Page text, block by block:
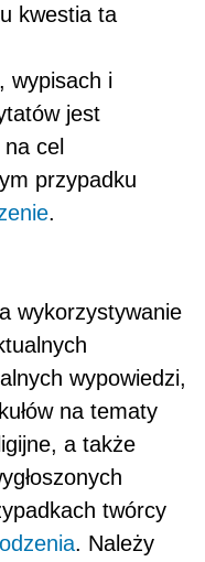
kwestia ta
wypisach i
jest
cel
przypadku
.
wykorzystywanie
wypowiedzi,
na tematy
a także
twórcy
. Należy